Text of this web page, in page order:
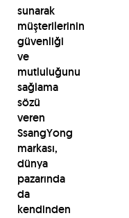
sunarak
müşterilerinin
güvenliği
ve
mutluluğunu
sağlama
sözü
veren
SsangYong
markası,
dünya
pazarında
da
kendinden